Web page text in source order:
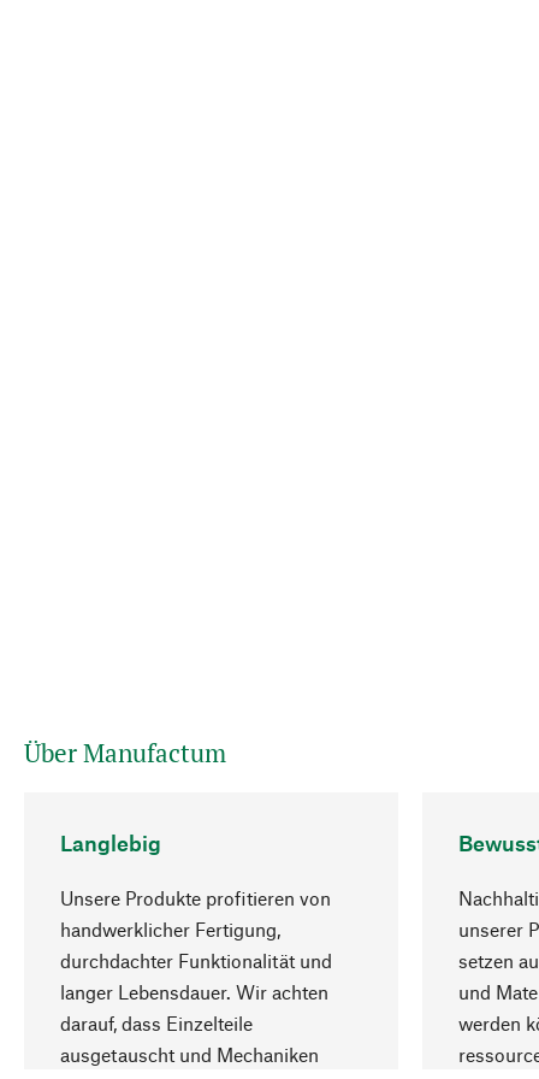
Über Manufactum
Langlebig
Unsere Produkte profitieren von
handwerklicher Fertigung,
durchdachter Funktionalität und
langer Lebensdauer. Wir achten
darauf, dass Einzelteile
ausgetauscht und Mechaniken
unserer
setzen
und
werden